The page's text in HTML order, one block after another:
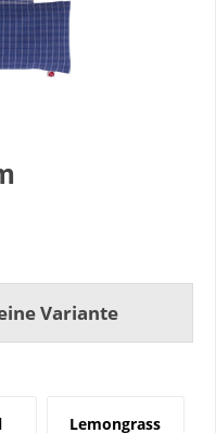
Variante
Lemongrass